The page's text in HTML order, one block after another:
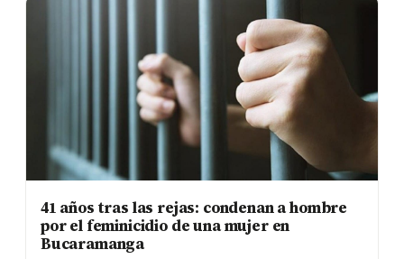
41 años tras las rejas: condenan a hombre
por el feminicidio de una mujer en
Bucaramanga